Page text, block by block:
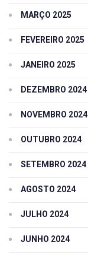
MARÇO 2025
FEVEREIRO 2025
JANEIRO 2025
DEZEMBRO 2024
NOVEMBRO 2024
OUTUBRO 2024
SETEMBRO 2024
AGOSTO 2024
JULHO 2024
JUNHO 2024